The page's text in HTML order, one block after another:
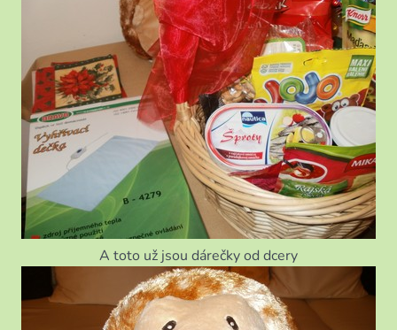
A toto už jsou dárečky od dcery